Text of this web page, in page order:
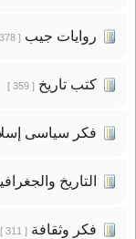
روايات جيب[ 378 ]
كتب تاريخ[ 359 ]
فكر سياسى
التاريخ
فكر وثقافة[ 311 ]